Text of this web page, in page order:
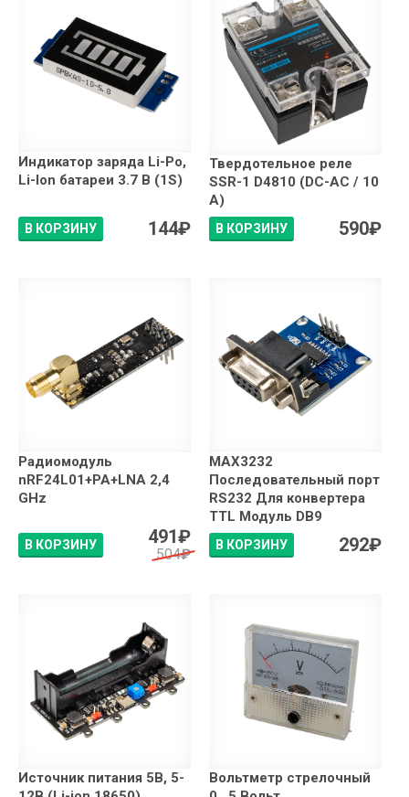
Индикатор заряда Li-Po,
Li-Ion батареи 3.7 В (1S)
В КОРЗИНУ 144₽
Твердотельное реле
SSR-1 D4810 (DC-AC / 10
А)
В КОРЗИНУ 590₽
Радиомодуль
nRF24L01+PA+LNA 2,4
GHz
В КОРЗИНУ 491₽
504₽
MAX3232
Последовательный порт
RS232 Для конвертера
TTL Модуль DB9
В КОРЗИНУ 292₽
Источник питания 5В, 5-
Вольтметр стрелочный